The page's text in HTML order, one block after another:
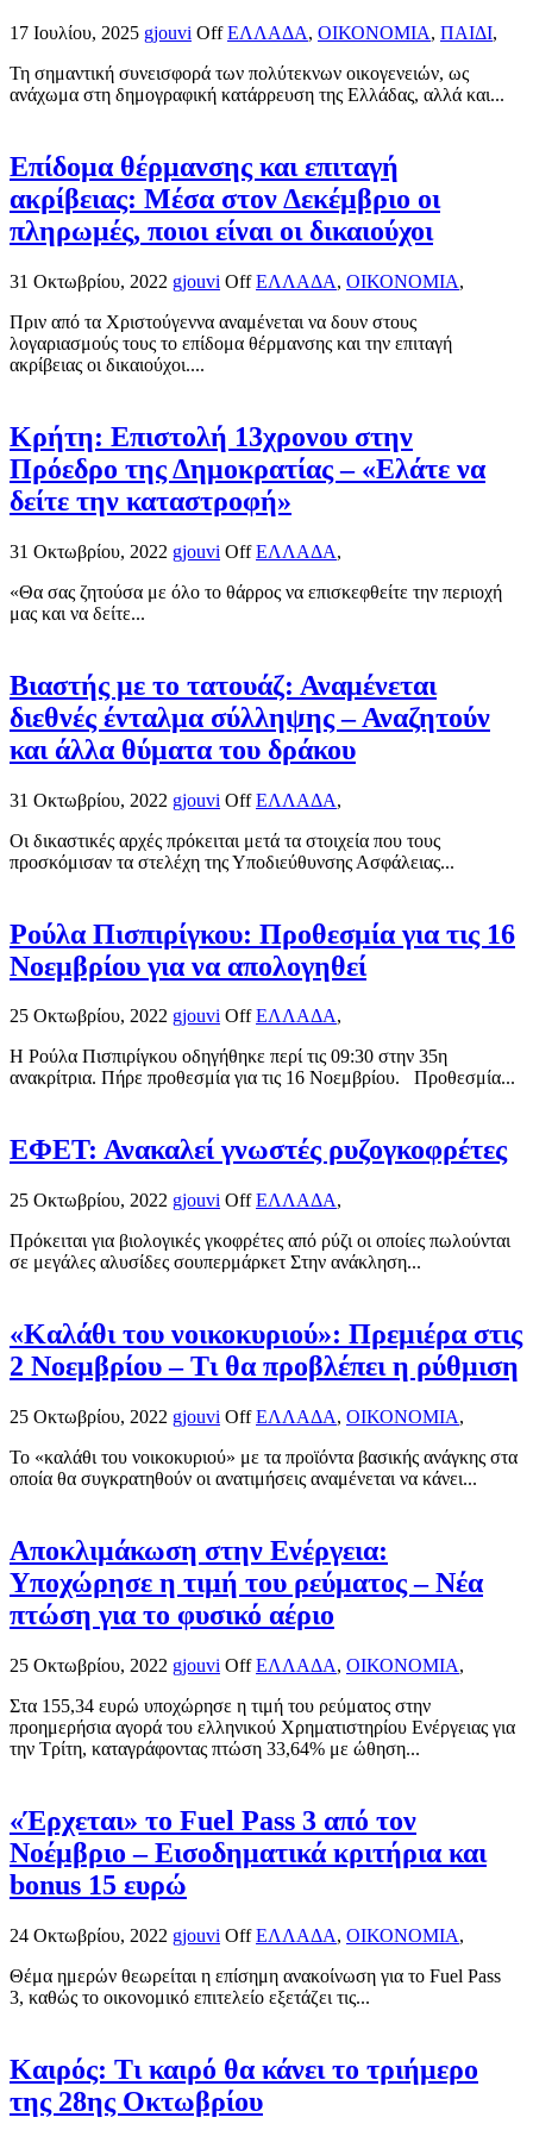
17 Ιουλίου, 2025 gjouvi Off ΕΛΛΑΔΑ, ΟΙΚΟΝΟΜΙΑ, ΠΑΙΔΙ,
Τη σημαντική συνεισφορά των πολύτεκνων οικογενειών, ως
ανάχωμα στη δημογραφική κατάρρευση της Ελλάδας, αλλά και...
Επίδομα θέρμανσης και επιταγή
ακρίβειας: Μέσα στον Δεκέμβριο οι
πληρωμές, ποιοι είναι οι δικαιούχοι
31 Οκτωβρίου, 2022 gjouvi Off ΕΛΛΑΔΑ, ΟΙΚΟΝΟΜΙΑ,
Πριν από τα Χριστούγεννα αναμένεται να δουν στους
λογαριασμούς τους το επίδομα θέρμανσης και την επιταγή
ακρίβειας οι δικαιούχοι....
Κρήτη: Επιστολή 13χρονου στην
Πρόεδρο της Δημοκρατίας – «Ελάτε να
δείτε την καταστροφή»
31 Οκτωβρίου, 2022 gjouvi Off ΕΛΛΑΔΑ,
«Θα σας ζητούσα με όλο το θάρρος να επισκεφθείτε την περιοχή
μας και να δείτε...
Βιαστής με το τατουάζ: Αναμένεται
διεθνές ένταλμα σύλληψης – Αναζητούν
και άλλα θύματα του δράκου
31 Οκτωβρίου, 2022 gjouvi Off ΕΛΛΑΔΑ,
Οι δικαστικές αρχές πρόκειται μετά τα στοιχεία που τους
προσκόμισαν τα στελέχη της Υποδιεύθυνσης Ασφάλειας...
Ρούλα Πισπιρίγκου: Προθεσμία για τις 16
Νοεμβρίου για να απολογηθεί
25 Οκτωβρίου, 2022 gjouvi Off ΕΛΛΑΔΑ,
Η Ρούλα Πισπιρίγκου οδηγήθηκε περί τις 09:30 στην 35η
ανακρίτρια. Πήρε προθεσμία για τις 16 Νοεμβρίου. Προθεσμία...
ΕΦΕΤ: Ανακαλεί γνωστές ρυζογκοφρέτες
25 Οκτωβρίου, 2022 gjouvi Off ΕΛΛΑΔΑ,
Πρόκειται για βιολογικές γκοφρέτες από ρύζι οι οποίες πωλούνται
σε μεγάλες αλυσίδες σουπερμάρκετ Στην ανάκληση...
«Kαλάθι του νοικοκυριού»: Πρεμιέρα στις
2 Νοεμβρίου – Τι θα προβλέπει η ρύθμιση
25 Οκτωβρίου, 2022 gjouvi Off ΕΛΛΑΔΑ, ΟΙΚΟΝΟΜΙΑ,
Το «καλάθι του νοικοκυριού» με τα προϊόντα βασικής ανάγκης στα
οποία θα συγκρατηθούν οι ανατιμήσεις αναμένεται να κάνει...
Αποκλιμάκωση στην Ενέργεια:
Υποχώρησε η τιμή του ρεύματος – Νέα
πτώση για το φυσικό αέριο
25 Οκτωβρίου, 2022 gjouvi Off ΕΛΛΑΔΑ, ΟΙΚΟΝΟΜΙΑ,
Στα 155,34 ευρώ υποχώρησε η τιμή του ρεύματος στην
προημερήσια αγορά του ελληνικού Χρηματιστηρίου Ενέργειας για
την Τρίτη, καταγράφοντας πτώση 33,64% με ώθηση...
«Έρχεται» το Fuel Pass 3 από τον
Νοέμβριο – Εισοδηματικά κριτήρια και
bonus 15 ευρώ
24 Οκτωβρίου, 2022 gjouvi Off ΕΛΛΑΔΑ, ΟΙΚΟΝΟΜΙΑ,
Θέμα ημερών θεωρείται η επίσημη ανακοίνωση για το Fuel Pass
3, καθώς το οικονομικό επιτελείο εξετάζει τις...
Καιρός: Τι καιρό θα κάνει το τριήμερο
της 28ης Οκτωβρίου